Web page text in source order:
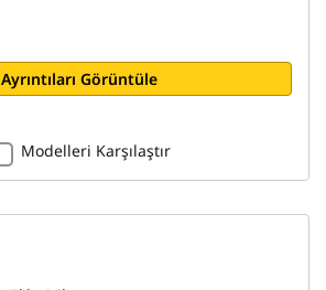
Ayrıntıları Görüntüle
Modelleri Karşılaştır